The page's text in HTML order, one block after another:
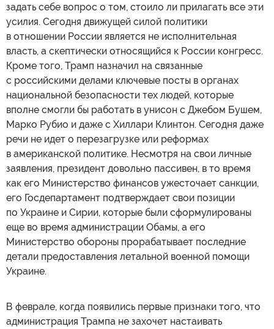
задать себе вопрос о том, стоило ли прилагать все эти
усилия. Сегодня движущей силой политики
в отношении России является не исполнительная
власть, а скептически относящийся к России конгресс.
Кроме того, Трамп назначил на связанные
с российскими делами ключевые посты в органах
национальной безопасности тех людей, которые
вполне смогли бы работать в унисон с Джебом Бушем,
Марко Рубио и даже с Хиллари Клинтон. Сегодня даже
речи не идет о перезагрузке или реформах
в американской политике. Несмотря на свои личные
заявления, президент довольно пассивен, в то время
как его Министерство финансов ужесточает санкции,
его Госдепартамент подтверждает свои позиции
по Украине и Сирии, которые были сформулированы
еще во время администрации Обамы, а его
Министерство обороны прорабатывает последние
детали предоставления летальной военной помощи
Украине.
В феврале, когда появились первые признаки того, что
администрация Трампа не захочет настаивать